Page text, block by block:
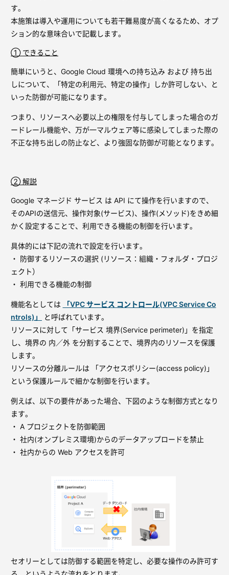
す。
本施策は導入や運用についても若干難易度が高くなるため、オプ
ション的な意味合いで記載します。
① できること
簡単にいうと、Google Cloud 環境への持ち込み および 持ち出
しについて、「特定の利用元、特定の操作」しか許可しない、と
いった防御が可能になります。
つまり、リソースへ必要以上の権限を付与してしまった場合のガ
ードレール機能や、万が一マルウェア等に感染してしまった際の
不正な持ち出しの防止など、より強固な防御が可能となります。
② 解説
Google マネージド サービス は API にて操作を行いますので、
そのAPIの送信元、操作対象(サービス)、操作(メソッド)をきめ細
かく設定することで、利用できる機能の制御を行います。
具体的には下記の流れで設定を行います。
・ 防御するリソースの選択 (リソース：組織・フォルダ・プロジ
ェクト）
・ 利用できる機能の制御
機能名としては
「VPC サービス コントロール(VPC Service Co
ntrols)」
と呼ばれています。
リソースに対して「サービス 境界(Service perimeter)」を指定
し、境界の 内／外 を分割することで、境界内のリソースを保護
します。
リソースの分離ルールは 「アクセスポリシー(access policy)」
という保護ルールで細かな制御を行います。
例えば、以下の要件があった場合、下図のような制御方式となり
ます。
・ A プロジェクトを防御範囲
・ 社内(オンプレミス環境)からのデータアップロードを禁止
・ 社内からの Web アクセスを許可
セオリーとしては防御する範囲を特定し、必要な操作のみ許可す